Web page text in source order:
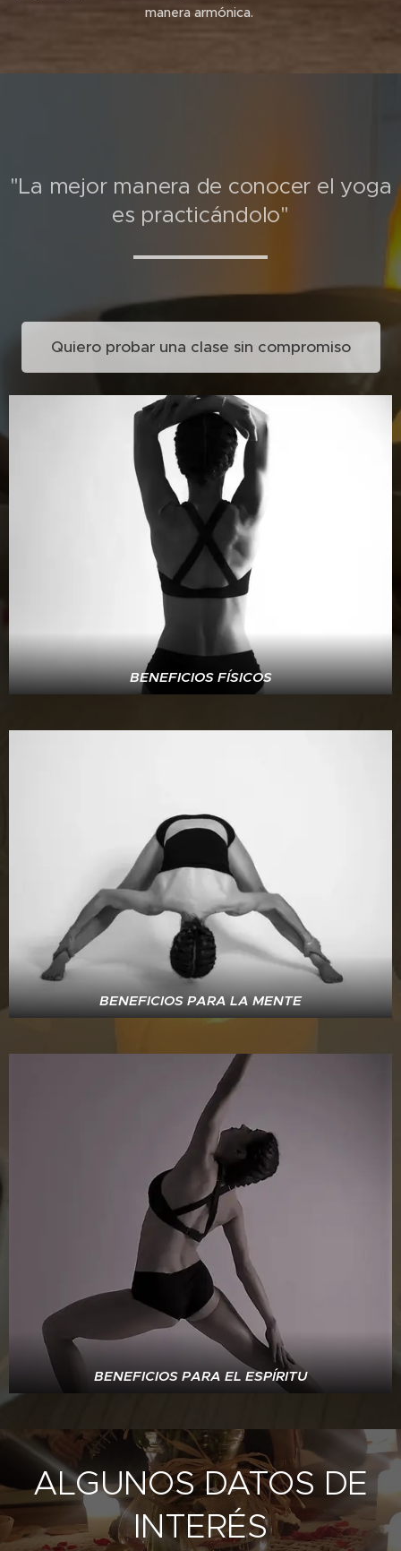
manera armónica.
"La mejor manera de conocer el yoga
es practicándolo"
Quiero probar una clase sin compromiso
BENEFICIOS FÍSICOS
BENEFICIOS PARA LA MENTE
BENEFICIOS PARA EL ESPÍRITU
ALGUNOS DATOS DE
INTERÉS